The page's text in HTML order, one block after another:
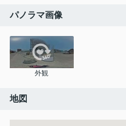
パノラマ画像
外観
地図